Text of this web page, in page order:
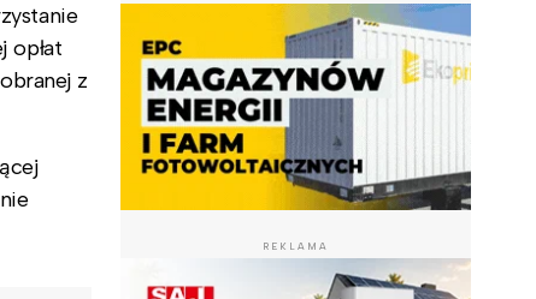
opłat
z
REKLAMA